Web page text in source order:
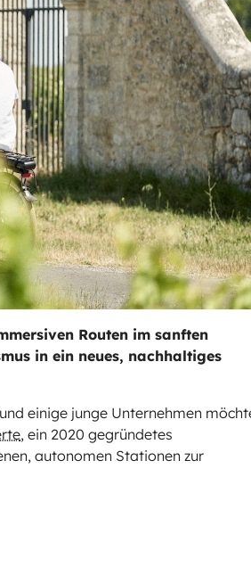
Routen im sanften
in ein neues, nachhaltiges
einige junge Unternehmen
, ein 2020 gegründetes
autonomen Stationen zur